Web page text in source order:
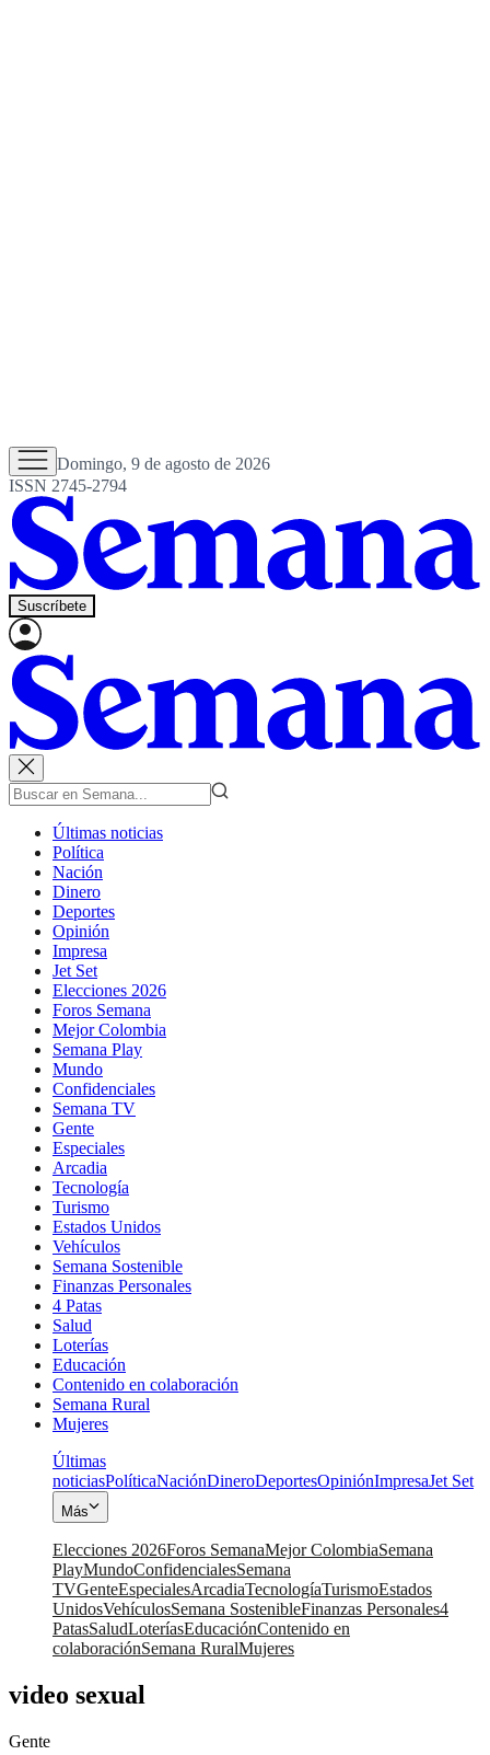
Domingo, 9 de agosto de 2026
ISSN 2745-2794
Suscríbete
Últimas noticias
Política
Nación
Dinero
Deportes
Opinión
Impresa
Jet Set
Elecciones 2026
Foros Semana
Mejor Colombia
Semana Play
Mundo
Confidenciales
Semana TV
Gente
Especiales
Arcadia
Tecnología
Turismo
Estados Unidos
Vehículos
Semana Sostenible
Finanzas Personales
4 Patas
Salud
Loterías
Educación
Contenido en colaboración
Semana Rural
Mujeres
Últimas
noticiasPolíticaNaciónDineroDeportesOpiniónImpresaJet Set
Más
Elecciones 2026Foros SemanaMejor ColombiaSemana
PlayMundoConfidencialesSemana
TVGenteEspecialesArcadiaTecnologíaTurismoEstados
UnidosVehículosSemana SostenibleFinanzas Personales4
PatasSaludLoteríasEducaciónContenido en
colaboraciónSemana RuralMujeres
video sexual
Gente